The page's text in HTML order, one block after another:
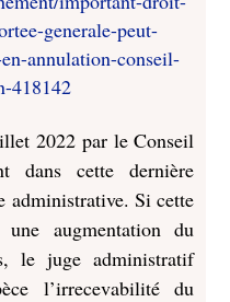
generale-peut-
annulation-conseil-
418142
2022 par le Conseil
dans cette dernière
administrative. Si cette
augmentation du
le juge administratif
l’irrecevabilité du